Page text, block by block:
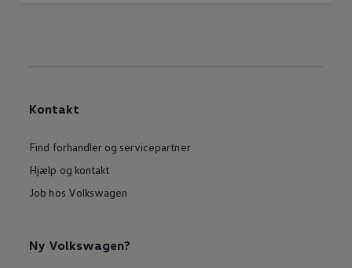
Kontakt
Find forhandler og servicepartner
Hjælp og kontakt
Job hos Volkswagen
Ny Volkswagen?